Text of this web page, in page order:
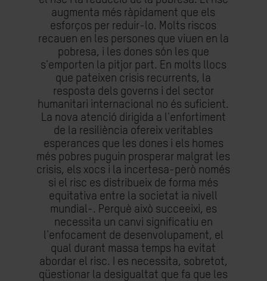
augmenta més ràpidament que els
esforços per reduir-lo. Molts riscos
recauen en les persones que viuen en la
pobresa, i les dones són les que
s'emporten la pitjor part. En molts llocs
que pateixen crisis recurrents, la
resposta dels governs i del sector
humanitari internacional no és suficient.
La nova atenció dirigida a l'enfortiment
de la resiliència ofereix veritables
esperances que les dones i els homes
més pobres puguin prosperar malgrat les
crisis, els xocs i la incertesa-però només
si el risc es distribueix de forma més
equitativa entre la societat ia nivell
mundial-. Perquè això succeeixi, es
necessita un canvi significatiu en
l'enfocament de desenvolupament, el
qual durant massa temps ha evitat
abordar el risc. I es necessita, sobretot,
qüestionar la desigualtat que fa que les